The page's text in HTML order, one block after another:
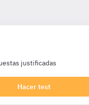
justificadas
Hacer test